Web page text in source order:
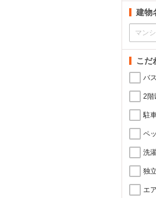
建物
こだ
バ
2階
駐
ペ
洗
独
エ